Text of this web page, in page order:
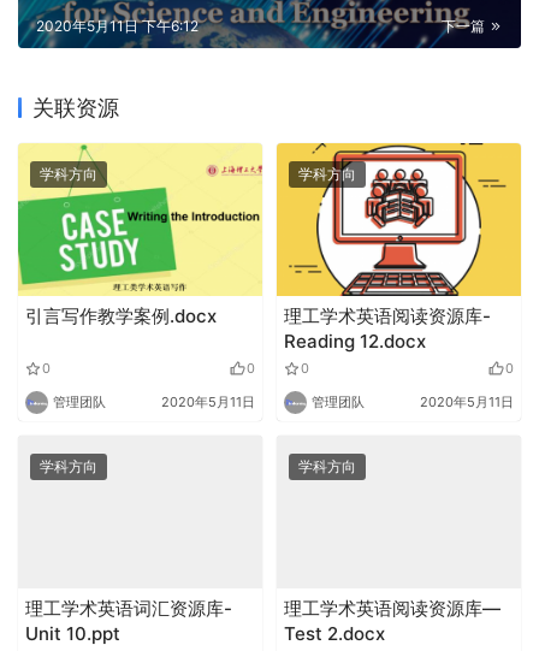
下一篇
2020年5月11日 下午6:12
关联资源
学科方向
引言写作教学案例.docx
0 0
管理团队 2020年5月11日
学科方向
理工学术英语阅读资源库-
Reading 12.docx
0 0
管理团队 2020年5月11日
学科方向
理工学术英语词汇资源库-
Unit 10.ppt
学科方向
理工学术英语阅读资源库—
Test 2.docx